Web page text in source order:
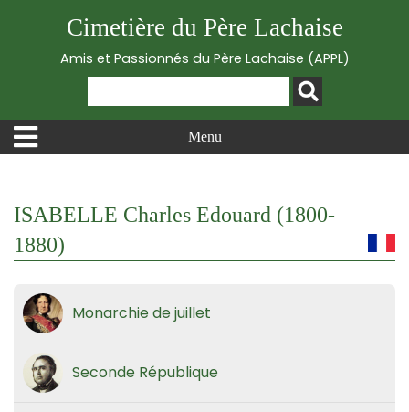
Cimetière du Père Lachaise
Amis et Passionnés du Père Lachaise (APPL)
Menu
ISABELLE Charles Edouard (1800-
1880)
Monarchie de juillet
Seconde République